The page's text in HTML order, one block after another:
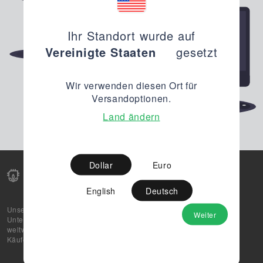
Unsere Web-Plattform unterstützt OEM- und EMS-
Unternehmen dabei, ihre überschüssigen Lagerbestände
weltweit zu verkaufen und gleichzeitig den potenziellen
Käufern beste Preise und Qualität zu bieten.
Partner
Ihr Standort wurde auf
Vereinigte Staaten
gesetzt
Wir verwenden diesen Ort für
Versandoptionen.
Land ändern
Dollar Euro
English Deutsch
Weiter